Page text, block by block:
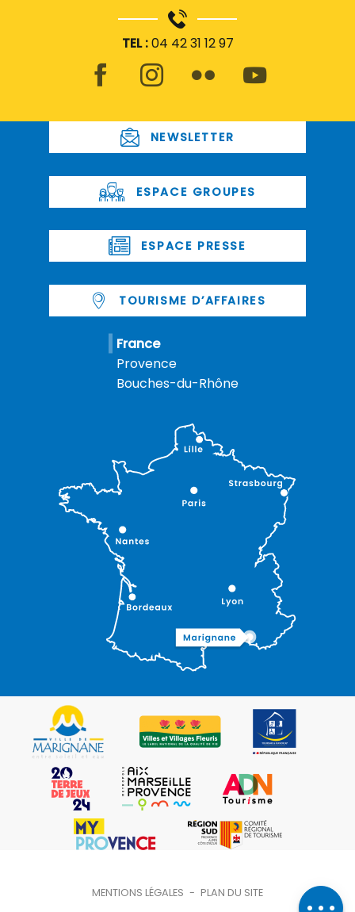
par email
TEL :04 42 31 12 97
NEWSLETTER
ESPACE GROUPES
ESPACE PRESSE
TOURISME D’AFFAIRES
France
Provence
Bouches-du-Rhône
MENTIONS LÉGALES - PLAN DU SITE